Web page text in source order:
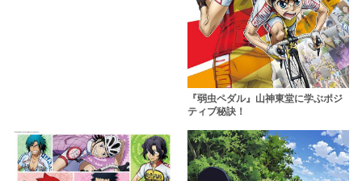
『弱虫ペダル』山神東堂に学ぶポジ
ティブ秘訣！